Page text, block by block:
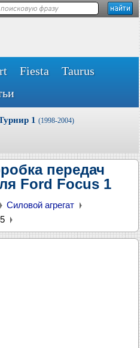
Fiesta
Taurus
1 (1998-2004)
передач
Ford Focus 1
Силовой агрегат